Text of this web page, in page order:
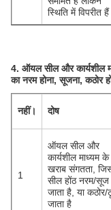
स्थिति में विपरीत हैं
4. ऑयल सील और कार्यशील
का नरम होना, सूजना, कठोर
नहीं। दोष
1
ऑयल सील और
कार्यशील माध्यम
खराब संगतता,
सील होंठ नरम/सूज
जाता है, या
जाता है